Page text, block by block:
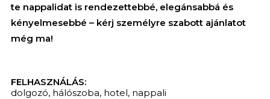
te nappalidat is rendezettebbé, elegánsabbá és
kényelmesebbé – kérj személyre szabott ajánlatot
még ma!
FELHASZNÁLÁS:
dolgozó, hálószoba, hotel, nappali